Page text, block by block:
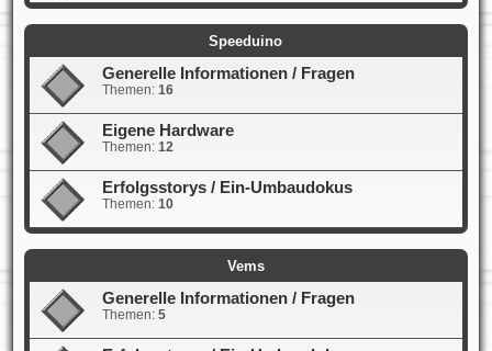
Speeduino
Generelle Informationen / Fragen
Themen: 16
Eigene Hardware
Themen: 12
Erfolgsstorys / Ein-Umbaudokus
Themen: 10
Vems
Generelle Informationen / Fragen
Themen: 5